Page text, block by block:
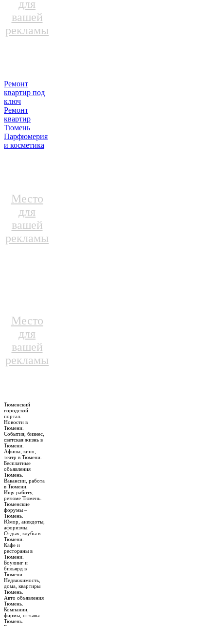
для
вашей
рекламы
Ремонт
квартир под
ключ
Ремонт
квартир
Тюмень
Парфюмерия
и косметика
Место
для
вашей
рекламы
Место
для
вашей
рекламы
Тюменский
городской
портал.
Новости в
Тюмени.
События, бизнес,
светская жизнь в
Тюмени.
Афиша, кино,
театр в Тюмени.
Бесплатные
объявления
Тюмень.
Вакансии, работа
в Тюмени.
Ищу работу,
резюме Тюмень.
Тюменские
форумы –
Тюмень.
Юмор, анекдоты,
афоризмы.
Отдых, клубы в
Тюмени.
Кафе и
рестораны в
Тюмени.
Боулинг и
бильярд в
Тюмени.
Недвижимость,
дома, квартиры
Тюмень.
Авто объявления
Тюмень.
Компании,
фирмы, отзывы
Тюмень.